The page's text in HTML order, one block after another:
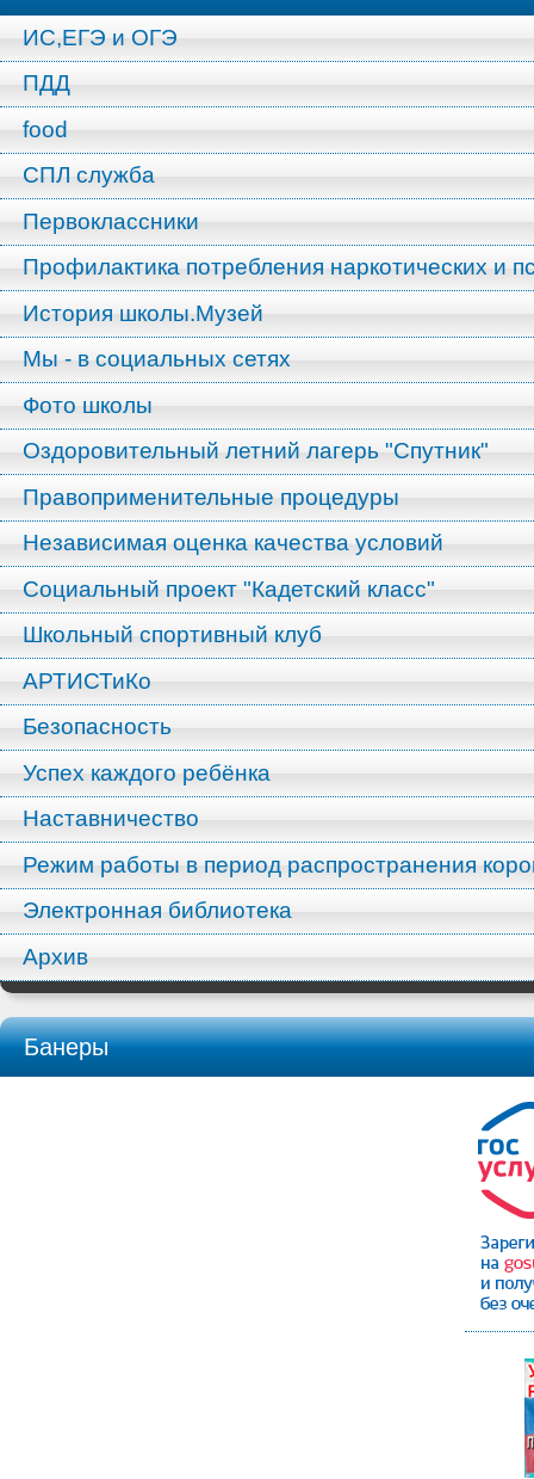
ИС,ЕГЭ и ОГЭ
ПДД
food
СПЛ служба
Первоклассники
Профилактика потребления наркотических и
История школы.Музей
Мы - в социальных сетях
Фото школы
Оздоровительный летний лагерь "Спутник"
Правоприменительные процедуры
Независимая оценка качества условий
Социальный проект "Кадетский класс"
Школьный спортивный клуб
АРТИСТиКо
Безопасность
Успех каждого ребёнка
Наставничество
Режим работы в период распространения
Электронная библиотека
Архив
Банеры